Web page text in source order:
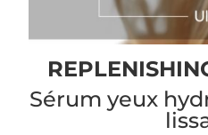
Sérum yeux